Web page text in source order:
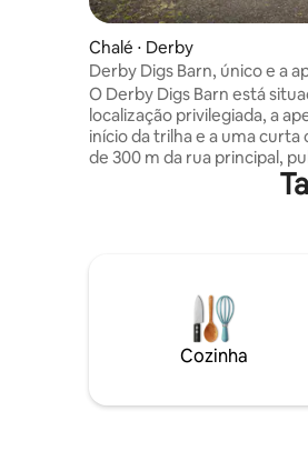
Chalé ⋅ Derby
Derby Digs Barn, único e a
metros das trilhas
O Derby Digs Barn está
localização privilegiada, a
início da trilha e a uma curta
de 300 m da rua principal,
loja de bicicletas. Esta
e independente acomoda
bela Derby, Tasmânia. O
leve e espaçoso, com uma
totalmente equipada, área
lareira a lenha que o
Cozinha